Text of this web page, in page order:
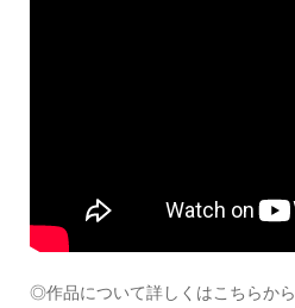
◎作品について詳しくはこちらから